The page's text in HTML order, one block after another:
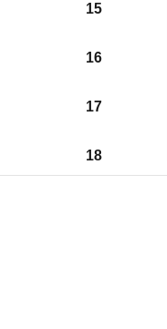
15
16
17
18